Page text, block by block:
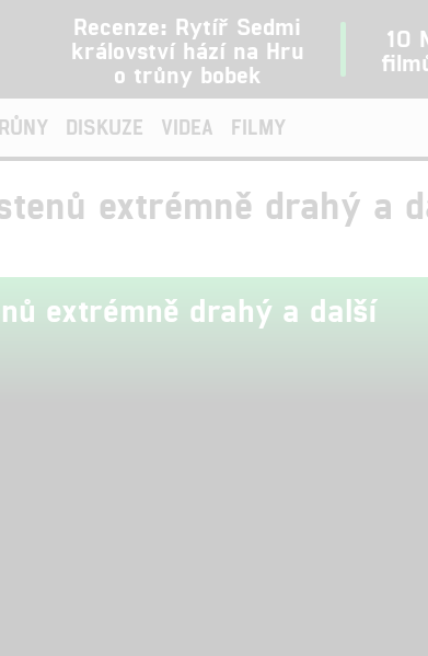
Recenze: Rytíř Sedmi
království hází na Hru
o trůny bobek
10
DISKUZE VIDEA FILMY
extrémně drahý a
extrémně drahý a další